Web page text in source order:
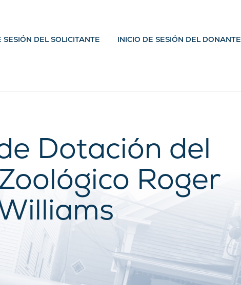
SESIÓN DEL SOLICITANTE INICIO DE SESIÓN DEL DONANTE
Dotación del
Roger